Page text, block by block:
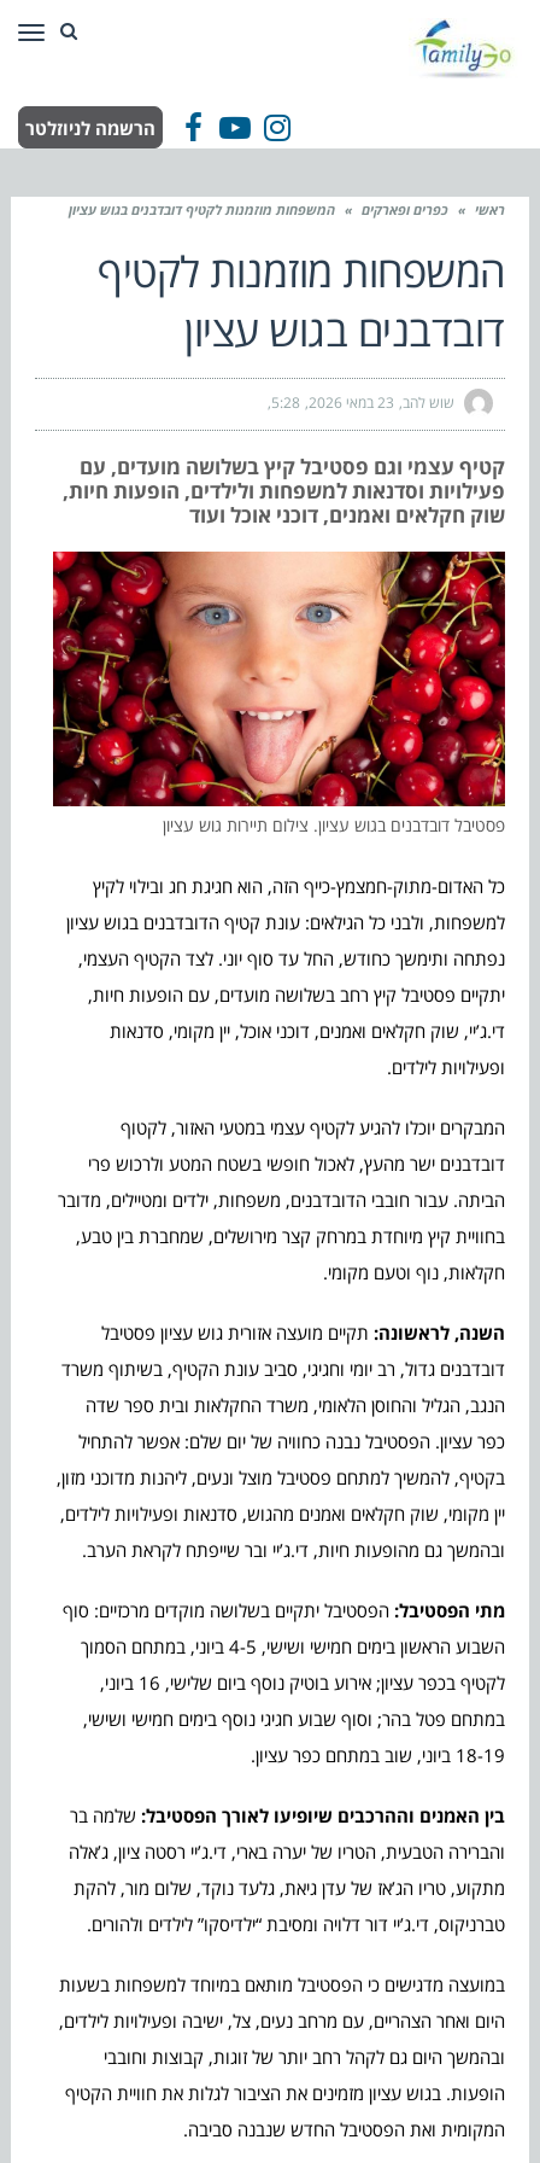
Facebook
YouTube
Instagram הרשמה לניוזלטר
ראשי » כפרים ופארקים » המשפחות מוזמנות לקטיף דובדבנים בגוש עציון
המשפחות מוזמנות לקטיף
דובדבנים בגוש עציון
שוש להב 23 במאי 2026 5:28
קטיף עצמי וגם פסטיבל קיץ בשלושה מועדים, עם
פעילויות וסדנאות למשפחות ולילדים, הופעות חיות,
שוק חקלאים ואמנים, דוכני אוכל ועוד
פסטיבל דובדבנים בגוש עציון. צילום תיירות גוש עציון
כל האדום-מתוק-חמצמץ-כייף הזה, הוא חגיגת חג ובילוי לקיץ
למשפחות, ולבני כל הגילאים: עונת קטיף הדובדבנים בגוש עציון
נפתחה ותימשך כחודש, החל עד סוף יוני. לצד הקטיף העצמי,
יתקיים פסטיבל קיץ רחב בשלושה מועדים, עם הופעות חיות,
די.ג’יי, שוק חקלאים ואמנים, דוכני אוכל, יין מקומי, סדנאות
ופעילויות לילדים.
המבקרים יוכלו להגיע לקטיף עצמי במטעי האזור, לקטוף
דובדבנים ישר מהעץ, לאכול חופשי בשטח המטע ולרכוש פרי
הביתה. עבור חובבי הדובדבנים, משפחות, ילדים ומטיילים, מדובר
בחוויית קיץ מיוחדת במרחק קצר מירושלים, שמחברת בין טבע,
חקלאות, נוף וטעם מקומי.
השנה, לראשונה: תקיים מועצה אזורית גוש עציון פסטיבל
דובדבנים גדול, רב יומי וחגיגי, סביב עונת הקטיף, בשיתוף משרד
הנגב, הגליל והחוסן הלאומי, משרד החקלאות ובית ספר שדה
כפר עציון. הפסטיבל נבנה כחוויה של יום שלם: אפשר להתחיל
בקטיף, להמשיך למתחם פסטיבל מוצל ונעים, ליהנות מדוכני מזון,
יין מקומי, שוק חקלאים ואמנים מהגוש, סדנאות ופעילויות לילדים,
ובהמשך גם מהופעות חיות, די.ג’יי ובר שייפתח לקראת הערב.
מתי הפסטיבל: הפסטיבל יתקיים בשלושה מוקדים מרכזיים: סוף
השבוע הראשון בימים חמישי ושישי, 4-5 ביוני, במתחם הסמוך
לקטיף בכפר עציון; אירוע בוטיק נוסף ביום שלישי, 16 ביוני,
במתחם פטל בהר; וסוף שבוע חגיגי נוסף בימים חמישי ושישי,
18-19 ביוני, שוב במתחם כפר עציון.
בין האמנים וההרכבים שיופיעו לאורך הפסטיבל: שלמה בר
והברירה הטבעית, הטריו של יערה בארי, די.ג’יי רסטה ציון, ג’אלה
מתקוע, טריו הג’אז של עדן גיאת, גלעד נוקד, שלום מור, להקת
טברניקוס, די.ג’יי דור דלויה ומסיבת “ילדיסקו” לילדים ולהורים.
במועצה מדגישים כי הפסטיבל מותאם במיוחד למשפחות בשעות
היום ואחר הצהריים, עם מרחב נעים, צל, ישיבה ופעילויות לילדים,
ובהמשך היום גם לקהל רחב יותר של זוגות, קבוצות וחובבי
הופעות. בגוש עציון מזמינים את הציבור לגלות את חוויית הקטיף
המקומית ואת הפסטיבל החדש שנבנה סביבה.